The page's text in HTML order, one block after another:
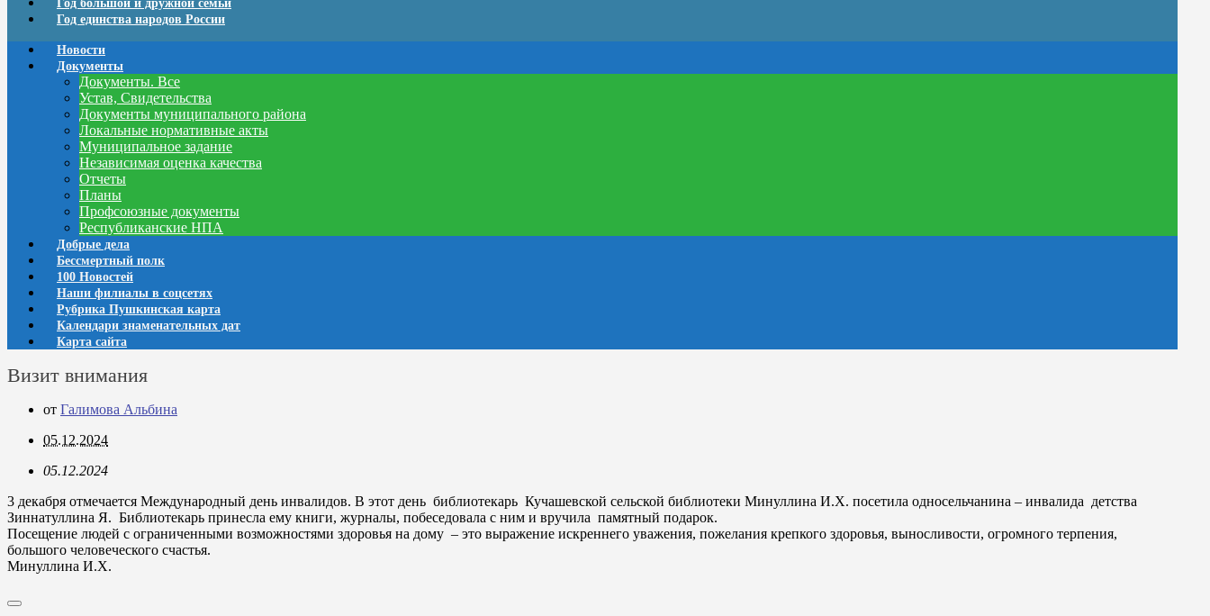
Год большой и дружной семьи
Год единства народов России
Новости
Документы
Документы. Все
Устав, Свидетельства
Документы муниципального района
Локальные нормативные акты
Муниципальное задание
Независимая оценка качества
Отчеты
Планы
Профсоюзные документы
Республиканские НПА
Добрые дела
Бессмертный полк
100 Новостей
Наши филиалы в соцсетях
Рубрика Пушкинская карта
Календари знаменательных дат
Карта сайта
Визит внимания
от Галимова Альбина
05.12.2024
05.12.2024
3 декабря отмечается Международный день инвалидов. В этот день библиотекарь Кучашевской сельской библиотеки Минуллина И.Х. посетила односельчанина – инвалида детства
Зиннатуллина Я. Библиотекарь принесла ему книги, журналы, побеседовала с ним и вручила памятный подарок.
Посещение людей с ограниченными возможностями здоровья на дому – это выражение искреннего уважения, пожелания крепкого здоровья, выносливости, огромного терпения,
большого человеческого счастья.
Минуллина И.Х.